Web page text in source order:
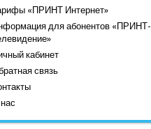
«ПРИНТ Интернет»
для абонентов «ПРИНТ-
кабинет
связь